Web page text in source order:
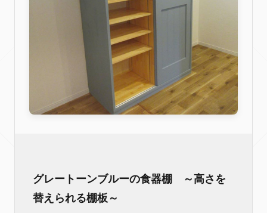
グレートーンブルーの食器棚 ～高さを
替えられる棚板～